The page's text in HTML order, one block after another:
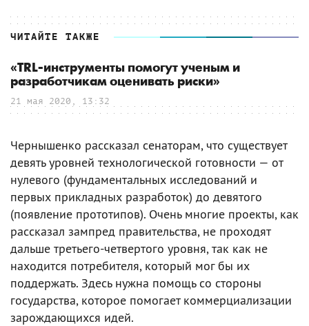
ЧИТАЙТЕ ТАКЖЕ
«TRL-инструменты помогут ученым и
разработчикам оценивать риски»
21 мая 2020, 13:32
Чернышенко рассказал сенаторам, что существует
девять уровней технологической готовности — от
нулевого (фундаментальных исследований и
первых прикладных разработок) до девятого
(появление прототипов). Очень многие проекты, как
рассказал зампред правительства, не проходят
дальше третьего-четвертого уровня, так как не
находится потребителя, который мог бы их
поддержать. Здесь нужна помощь со стороны
государства, которое помогает коммерциализации
зарождающихся идей.